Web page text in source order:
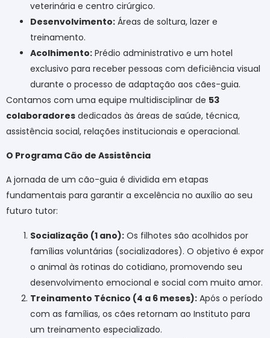
veterinária e centro cirúrgico.
Desenvolvimento: Áreas de soltura, lazer e
treinamento.
Acolhimento: Prédio administrativo e um hotel
exclusivo para receber pessoas com deficiência visual
durante o processo de adaptação aos cães-guia.
Contamos com uma equipe multidisciplinar de 53
colaboradores dedicados às áreas de saúde, técnica,
assistência social, relações institucionais e operacional.
O Programa Cão de Assistência
A jornada de um cão-guia é dividida em etapas
fundamentais para garantir a excelência no auxílio ao seu
futuro tutor:
Socialização (1 ano): Os filhotes são acolhidos por
famílias voluntárias (socializadores). O objetivo é expor
o animal às rotinas do cotidiano, promovendo seu
desenvolvimento emocional e social com muito amor.
Treinamento Técnico (4 a 6 meses): Após o período
com as famílias, os cães retornam ao Instituto para
um treinamento especializado.